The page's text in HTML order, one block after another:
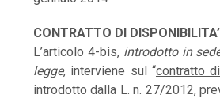
CONTRATTO DI DISPONIBILITA’
L’articolo 4-bis, introdotto in
legge, interviene sul “contratto
introdotto dalla L. n. 27/2012,